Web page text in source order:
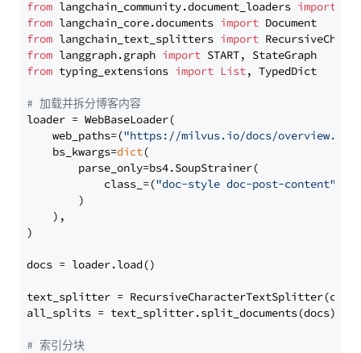
from langchain_community.document_loaders import
from langchain_core.documents import
from langchain_text_splitters import
from langgraph.graph import
from typing_extensions import List, TypedDict
# 加载并拆分博客内容
loader = WebBaseLoader(
    web_paths=(
"https://milvus.io/docs/overview.md"
    bs_kwargs=
dict(
        parse_only=bs4.SoupStrainer(
            class_=(
"doc-style doc-post-content"
        )
    ),
)
docs = loader.load()
text_splitter =
all_splits = text_splitter.split_documents(docs)
# 索引分块